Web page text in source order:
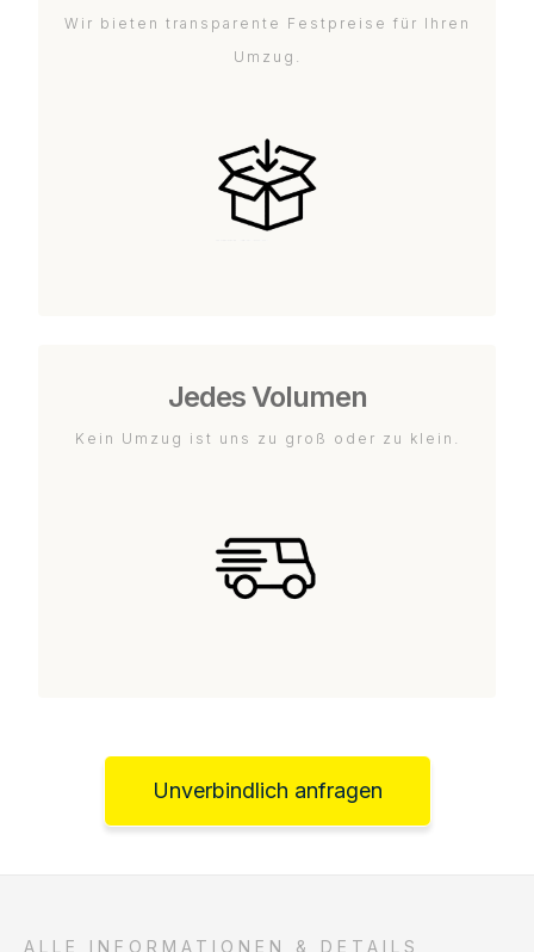
Wir bieten transparente Festpreise für Ihren
Umzug.
Jedes Volumen
Kein Umzug ist uns zu groß oder zu klein.
Unverbindlich anfragen
ALLE INFORMATIONEN & DETAILS